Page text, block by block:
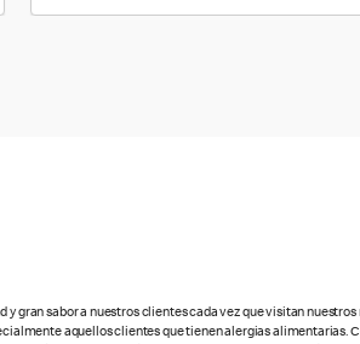
y gran sabor a nuestros clientes cada vez que visitan
aquellos clientes que tienen alergias